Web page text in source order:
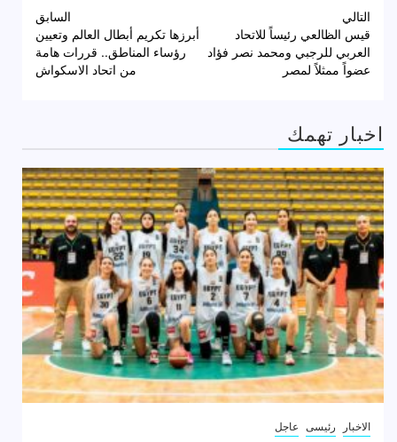
تصفّح
المقالات
السابق
أبرزها تكريم أبطال العالم وتعيين
رؤساء المناطق.. قررات هامة
من اتحاد الاسكواش
التالي
قيس الظالعي رئيساً للاتحاد
العربي للرجبي ومحمد نصر فؤاد
عضواً ممثلاً لمصر
اخبار تهمك
الاخبار رئيسى عاجل